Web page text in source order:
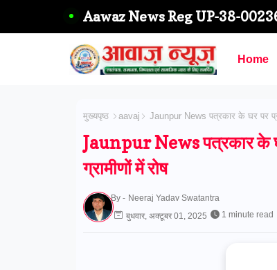
Aawaz News Reg UP-38-
Home
मुख्यपृष्ठ aavaj Jaunpur News पत्रकार के घर पर
Jaunpur News पत्रकार के घर
ग्रामीणों में रोष
By - Neeraj Yadav Swatantra
बुधवार, अक्टूबर 01, 2025
1 minute read